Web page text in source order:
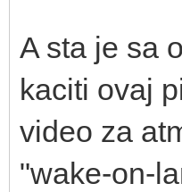
A sta je sa
kaciti ovaj
video za
"wake-on-